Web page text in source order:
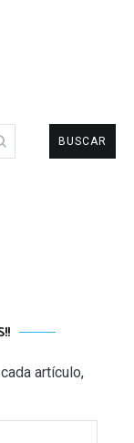
artículo,